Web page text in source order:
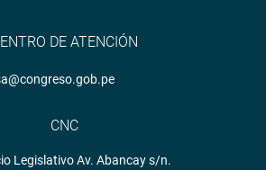
DE ATENCIÓN
CNC
Legislativo Av. Abancay s/n.